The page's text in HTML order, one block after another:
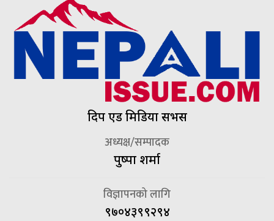
दिप एड मिडिया सर्भिस
अध्यक्ष/सम्पादक
पुष्पा शर्मा
विज्ञापनको लागि
९७०४३९९२९४